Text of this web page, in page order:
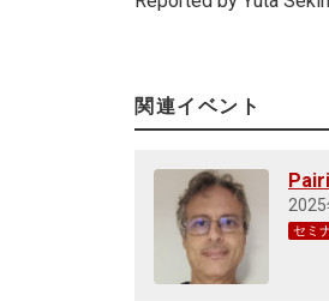
関連イベント
2025
セミ